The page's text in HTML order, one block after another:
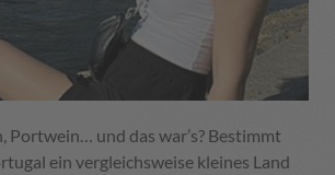
Portwein… und das war’s? Bestimmt
ein vergleichsweise kleines Land